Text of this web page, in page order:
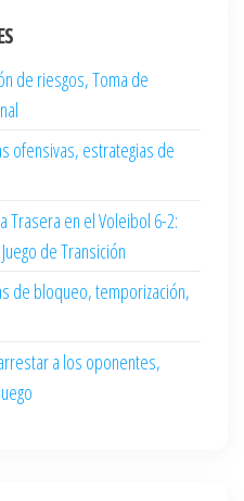
de riesgos, Toma de
ofensivas, estrategias de
Trasera en el Voleibol 6-2:
de Transición
de bloqueo, temporización,
a los oponentes,